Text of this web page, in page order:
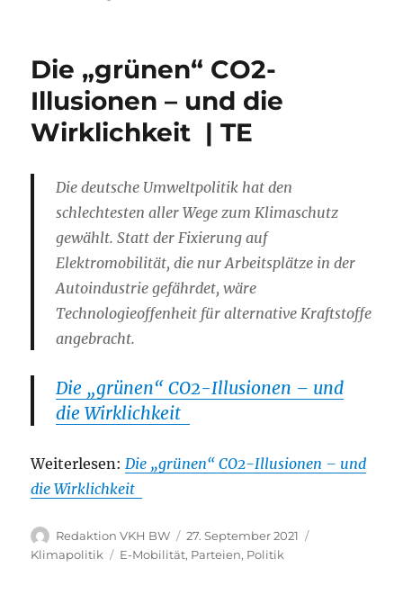
Die „grünen“ CO2-
Illusionen – und die
Wirklichkeit | TE
Die deutsche Umweltpolitik hat den
schlechtesten aller Wege zum Klimaschutz
gewählt. Statt der Fixierung auf
Elektromobilität, die nur Arbeitsplätze in der
Autoindustrie gefährdet, wäre
Technologieoffenheit für alternative Kraftstoffe
angebracht.
Die „grünen“ CO2-Illusionen – und
die Wirklichkeit
Weiterlesen: Die „grünen“ CO2-Illusionen – und
die Wirklichkeit
Autor
Redaktion VKH BW
Veröffentlicht
am
27. September 2021
Klimapolitik
Schlagwörter
E-Mobilität, Parteien, Politik